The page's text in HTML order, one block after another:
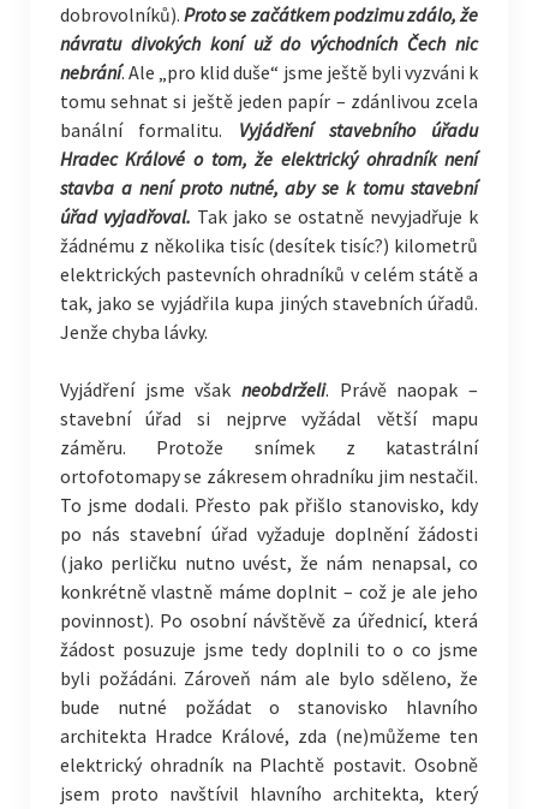
dobrovolníků).Proto se začátkem podzimu zdálo, že
návratu divokých koní už do východních Čech nic
nebrání. Ale „pro klid duše“ jsme ještě byli vyzváni k
tomu sehnat si ještě jeden papír – zdánlivou zcela
banální formalitu. Vyjádření stavebního úřadu
Hradec Králové o tom, že elektrický ohradník není
stavba a není proto nutné, aby se k tomu stavební
úřad vyjadřoval. Tak jako se ostatně nevyjadřuje k
žádnému z několika tisíc (desítek tisíc?) kilometrů
elektrických pastevních ohradníků v celém státě a
tak, jako se vyjádřila kupa jiných stavebních úřadů.
Jenže chyba lávky.
Vyjádření jsme však neobdrželi. Právě naopak –
stavební úřad si nejprve vyžádal větší mapu
záměru. Protože snímek z katastrální
ortofotomapy se zákresem ohradníku jim nestačil.
To jsme dodali. Přesto pak přišlo stanovisko, kdy
po nás stavební úřad vyžaduje doplnění žádosti
(jako perličku nutno uvést, že nám nenapsal, co
konkrétně vlastně máme doplnit – což je ale jeho
povinnost). Po osobní návštěvě za úřednicí, která
žádost posuzuje jsme tedy doplnili to o co jsme
byli požádáni. Zároveň nám ale bylo sděleno, že
bude nutné požádat o stanovisko hlavního
architekta Hradce Králové, zda (ne)můžeme ten
elektrický ohradník na Plachtě postavit. Osobně
jsem proto navštívil hlavního architekta, který